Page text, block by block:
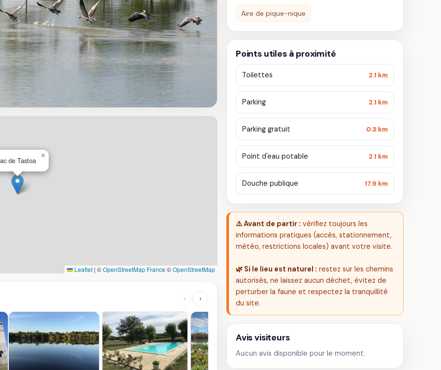
de Tastoa
×
Leaflet | ©OpenStreetMap France©OpenStreetMap
‹ ›
Aire de pique-nique
Points utiles à proximité
Toilettes 2.1 km
Parking 2.1 km
Parking gratuit 0.3 km
Point d'eau potable 2.1 km
Douche publique 17.9 km
⚠️ Avant de partir : vérifiez toujours les
informations pratiques (accès, stationnement,
météo, restrictions locales) avant votre visite.
🌿 Si le lieu est naturel : restez sur les chemins
autorisés, ne laissez aucun déchet, évitez de
perturber la faune et respectez la tranquillité
du site.
Avis visiteurs
Aucun avis disponible pour le moment.